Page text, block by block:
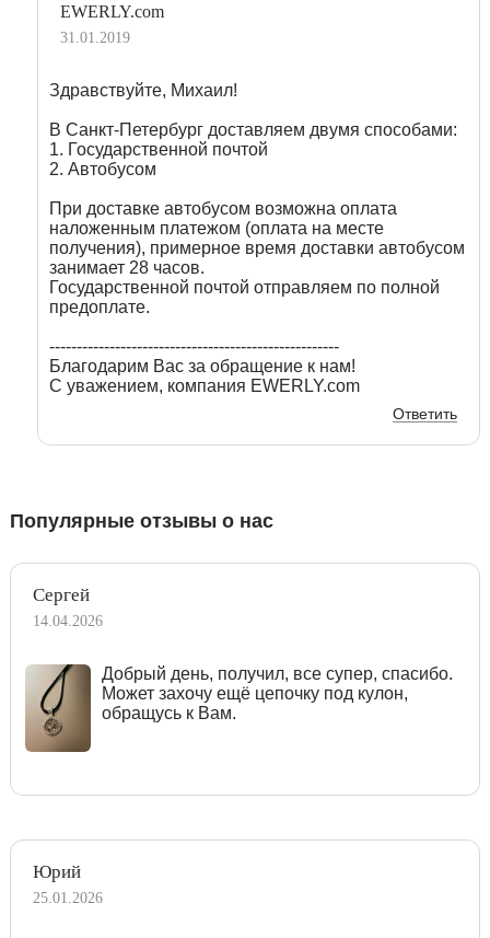
EWERLY.com
31.01.2019
Здравствуйте, Михаил!
В Санкт-Петербург доставляем двумя способами:
1. Государственной почтой
2. Автобусом
При доставке автобусом возможна оплата
наложенным платежом (оплата на месте
получения), примерное время доставки автобусом
занимает 28 часов.
Государственной почтой отправляем по полной
предоплате.
-----------------------------------------------------
Благодарим Вас за обращение к нам!
С уважением, компания EWERLY.com
Ответить
Популярные отзывы о нас
Сергей
14.04.2026
Добрый день, получил, все супер, спасибо.
Может захочу ещё цепочку под кулон,
обращусь к Вам.
Юрий
25.01.2026